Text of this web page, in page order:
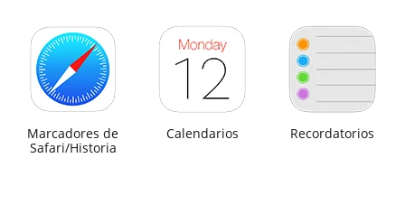
Marcadores de
Safari/Historia
Calendarios Recordatorios